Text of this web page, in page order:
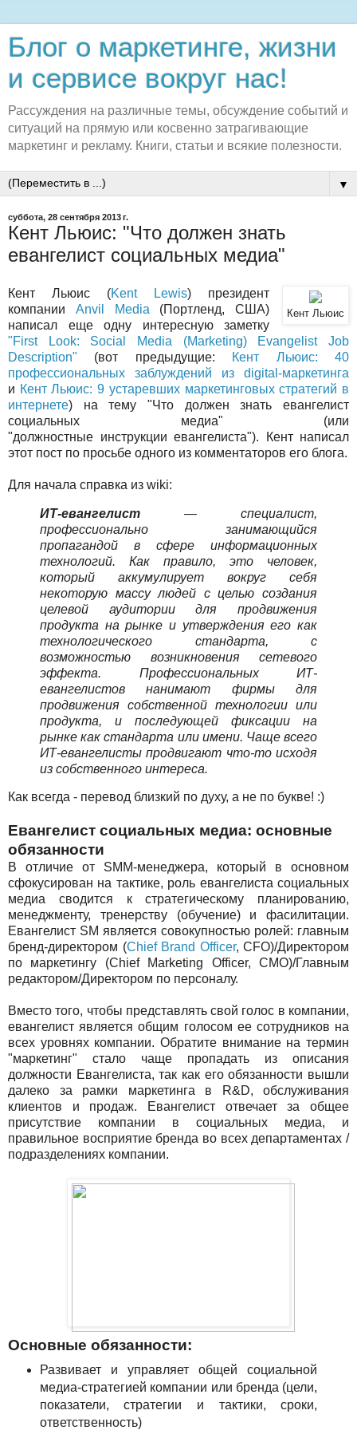
Блог о маркетинге, жизни
и сервисе вокруг нас!
Рассуждения на различные темы, обсуждение событий и
ситуаций на прямую или косвенно затрагивающие
маркетинг и рекламу. Книги, статьи и всякие полезности.
▼
суббота, 28 сентября 2013 г.
Кент Льюис: "Что должен знать
евангелист социальных медиа"
Кент Льюис
Кент Льюис (Kent Lewis) президент
компании Anvil Media (Портленд, США)
написал еще одну интересную заметку
"First Look: Social Media (Marketing) Evangelist Job
Description" (вот предыдущие:
Кент Льюис: 40
профессиональных заблуждений из digital-маркетинга
и Кент Льюис: 9 устаревших маркетинговых стратегий в
интернете) на тему "Что должен знать евангелист
социальных медиа" (или
"должностные инструкции евангелиста"). Кент написал
этот пост по просьбе одного из комментаторов его блога.
Для начала справка из wiki:
ИТ-евангелист — специалист,
профессионально занимающийся
пропагандой в сфере информационных
технологий. Как правило, это человек,
который аккумулирует вокруг себя
некоторую массу людей с целью создания
целевой аудитории для продвижения
продукта на рынке и утверждения его как
технологического стандарта, с
возможностью возникновения сетевого
эффекта. Профессиональных ИТ-
евангелистов нанимают фирмы для
продвижения собственной технологии или
продукта, и последующей фиксации на
рынке как стандарта или имени. Чаще всего
ИТ-евангелисты продвигают что-то исходя
из собственного интереса.
Как всегда - перевод близкий по духу, а не по букве! :)
Евангелист социальных медиа: основные
обязанности
В отличие от SMM-менеджера, который в основном
сфокусирован на тактике, роль евангелиста социальных
медиа сводится к стратегическому планированию,
менеджменту, тренерству (обучение) и фасилитации.
Евангелист SM является совокупностью ролей: главным
бренд-директором (Chief Brand Officer, CFO)/Директором
по маркетингу (Chief Marketing Officer, CMO)/Главным
редактором/Директором по персоналу.
Вместо того, чтобы представлять свой голос в компании,
евангелист является общим голосом ее сотрудников на
всех уровнях компании. Обратите внимание на термин
"маркетинг" стало чаще пропадать из описания
должности Евангелиста, так как его обязанности вышли
далеко за рамки маркетинга в R&D, обслуживания
клиентов и продаж. Евангелист отвечает за общее
присутствие компании в социальных медиа, и
правильное восприятие бренда во всех департаментах /
подразделениях компании.
Основные обязанности:
Развивает и управляет общей социальной
медиа-стратегией компании или бренда (цели,
показатели, стратегии и тактики, сроки,
ответственность)